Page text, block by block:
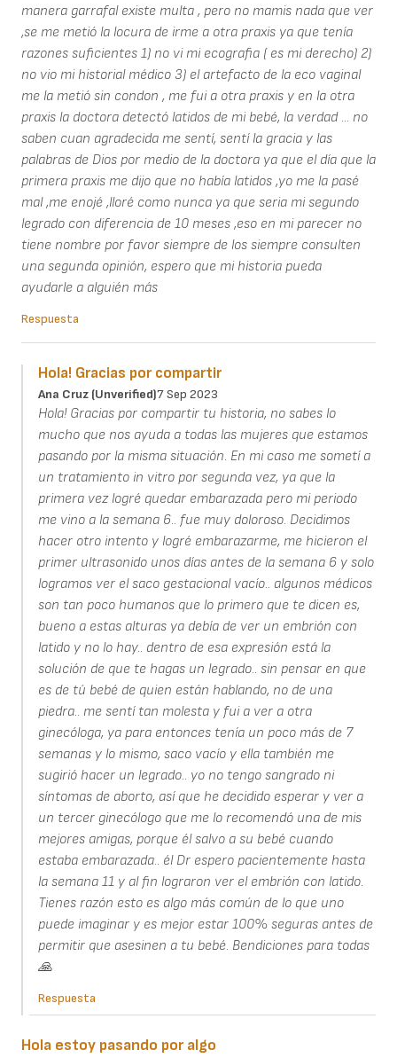
manera garrafal existe multa , pero no mamis nada que ver
,se me metió la locura de irme a otra praxis ya que tenía
razones suficientes 1) no vi mi ecografia ( es mi derecho) 2)
no vio mi historial médico 3) el artefacto de la eco vaginal
me la metió sin condon , me fui a otra praxis y en la otra
praxis la doctora detectó latidos de mi bebé, la verdad ... no
saben cuan agradecida me sentí, sentí la gracia y las
palabras de Dios por medio de la doctora ya que el día que la
primera praxis me dijo que no había latidos ,yo me la pasé
mal ,me enojé ,lloré como nunca ya que seria mi segundo
legrado con diferencia de 10 meses ,eso en mi parecer no
tiene nombre por favor siempre de los siempre consulten
una segunda opinión, espero que mi historia pueda
ayudarle a alguién más
Respuesta
Hola! Gracias por compartir
Ana Cruz (unverified)7 Sep 2023
Hola! Gracias por compartir tu historia, no sabes lo
mucho que nos ayuda a todas las mujeres que estamos
pasando por la misma situación. En mi caso me sometí a
un tratamiento in vitro por segunda vez, ya que la
primera vez logré quedar embarazada pero mi periodo
me vino a la semana 6.. fue muy doloroso. Decidimos
hacer otro intento y logré embarazarme, me hicieron el
primer ultrasonido unos días antes de la semana 6 y solo
logramos ver el saco gestacional vacío.. algunos médicos
son tan poco humanos que lo primero que te dicen es,
bueno a estas alturas ya debía de ver un embrión con
latido y no lo hay.. dentro de esa expresión está la
solución de que te hagas un legrado.. sin pensar en que
es de tú bebé de quien están hablando, no de una
piedra.. me sentí tan molesta y fui a ver a otra
ginecóloga, ya para entonces tenía un poco más de 7
semanas y lo mismo, saco vacío y ella también me
sugirió hacer un legrado.. yo no tengo sangrado ni
síntomas de aborto, así que he decidido esperar y ver a
un tercer ginecólogo que me lo recomendó una de mis
mejores amigas, porque él salvo a su bebé cuando
estaba embarazada.. él Dr espero pacientemente hasta
la semana 11 y al fin lograron ver el embrión con latido.
Tienes razón esto es algo más común de lo que uno
puede imaginar y es mejor estar 100% seguras antes de
permitir que asesinen a tu bebé. Bendiciones para todas
🙏
Respuesta
Hola estoy pasando por algo